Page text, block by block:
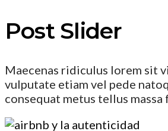
Post Slider
Maecenas ridiculus lorem sit
vulputate etiam vel pede
consequat metus tellus